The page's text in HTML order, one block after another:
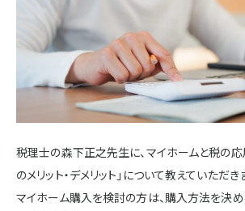
税理士の森下正之先生に、マイホームと税の応
のメリット・デメリット」について教えていただき
マイホーム購入を検討の方は、購入方法を決め
イベント・セミナー・キャンペーン一覧
新着情報一覧
施設・サービス